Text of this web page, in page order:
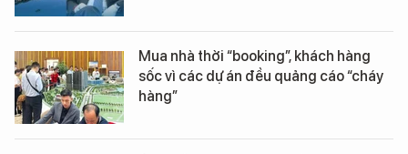
Mua nhà thời “booking”, khách hàng
sốc vì các dự án đều quảng cáo “cháy
hàng”